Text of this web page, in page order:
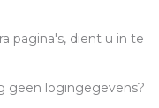
pagina's, dient u in te
geen logingegevens?